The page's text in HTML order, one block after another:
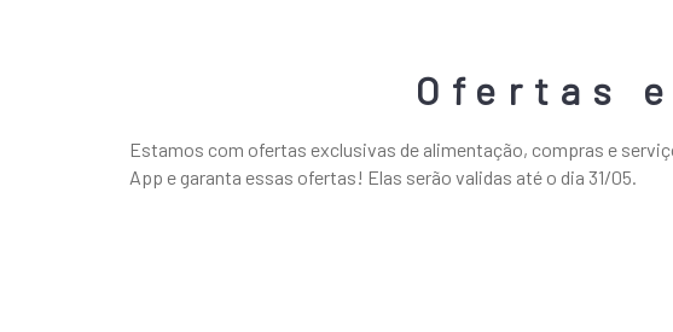
Ofertas
Estamos com ofertas exclusivas de alimentação, compras e
App e garanta essas ofertas! Elas serão validas até o dia 31/05.